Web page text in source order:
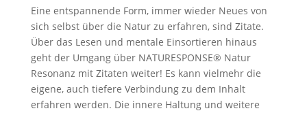
Eine entspannende Form, immer wieder Neues von
sich selbst über die Natur zu erfahren, sind Zitate.
Über das Lesen und mentale Einsortieren hinaus
geht der Umgang über NATURESPONSE® Natur
Resonanz mit Zitaten weiter! Es kann vielmehr die
eigene, auch tiefere Verbindung zu dem Inhalt
erfahren werden. Die innere Haltung und weitere